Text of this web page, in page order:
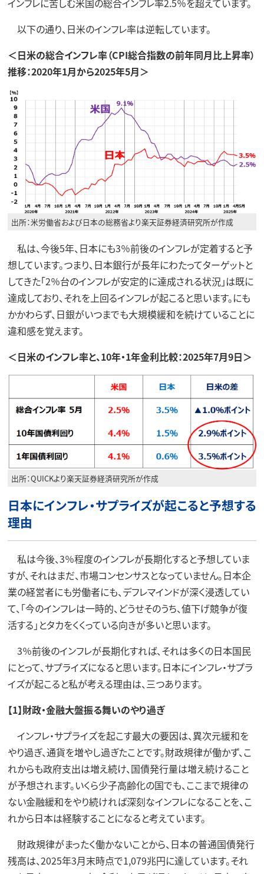
インフレに苦しむ米国の総合インフレ率2.5％を超えています。
以下の通り、日米のインフレ率は逆転しています。
＜日米の総合インフレ率（CPI総合指数の前年同月比上昇率）
推移：2020年1月から2025年5月＞
出所：米労働省および日本の総務省より楽天証券経済研究所が作成
私は、今後5年、日本にも3％前後のインフレが定着すると予
想しています。つまり、日本銀行が長年にわたってターゲットと
してきた「2％台のインフレが安定的に達成される状況」は既に
達成しており、それを上回るインフレが起こると思います。にも
かかわらず、日銀がいつまでも大規模緩和を続けていることに
違和感を覚えます。
＜日米のインフレ率と、10年・1年金利比較：2025年7月9日＞
出所：QUICKより楽天証券経済研究所が作成
日本にインフレ・サプライズが起こると予想する
理由
私は今後、3％程度のインフレが長期化すると予想していま
すが、それはまだ、市場コンセンサスとなっていません。日本企
業の経営者にも労働者にも、デフレマインドが深く浸透してい
て、「今のインフレは一時的、どうせそのうち、値下げ競争が復
活する」とタカをくくっている向きが多いと思います。
3％前後のインフレが長期化すれば、それは多くの日本国民
にとって、サプライズになると思います。日本にインフレ・サプラ
イズが起こると私が考える理由は、三つあります。
【1】財政・金融大盤振る舞いのやり過ぎ
インフレ・サプライズを起こす最大の要因は、異次元緩和を
やり過ぎ、通貨を増やし過ぎたことです。財政規律が働かず、こ
れからも政府支出は増え続け、国債発行量は増え続けること
が予想されます。いくら少子高齢化の国でも、ここまで規律の
ない金融緩和をやり続ければ深刻なインフレになることを、こ
れから日本は経験することになると考えています。
財政規律がまったく働かないことから、日本の普通国債発行
残高は、2025年3月末時点で1,079兆円に達しています。それ